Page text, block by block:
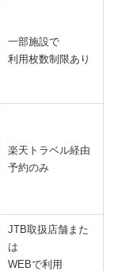
一部施設で
利用枚数制限あり
楽天トラベル経由
予約のみ
JTB取扱店舗また
は
WEBで利用